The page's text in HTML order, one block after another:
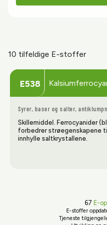
10 tilfeldige E-stoffer
E538
Syrer, baser og salter,
Skillemiddel. Ferrocyanider
forbedrer strøegenskapene
innhylle saltkrystallene.
67 E-
E-stoffer
Tjeneste